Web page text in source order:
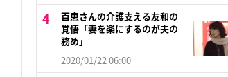
百恵さんの介護支える友和の
覚悟「妻を楽にするのが夫の
務め」
2020/01/22 06:00